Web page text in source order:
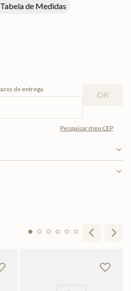
Tabela de Medidas